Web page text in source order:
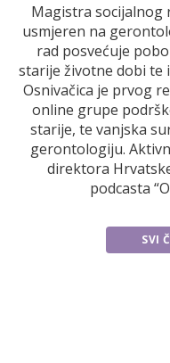
Magistra socijalnog
usmjeren na
rad posvećuje
starije životne dobi te
Osnivačica je prvog
online grupe
starije, te vanjska
gerontologiju.
direktora
podcasta
SVI